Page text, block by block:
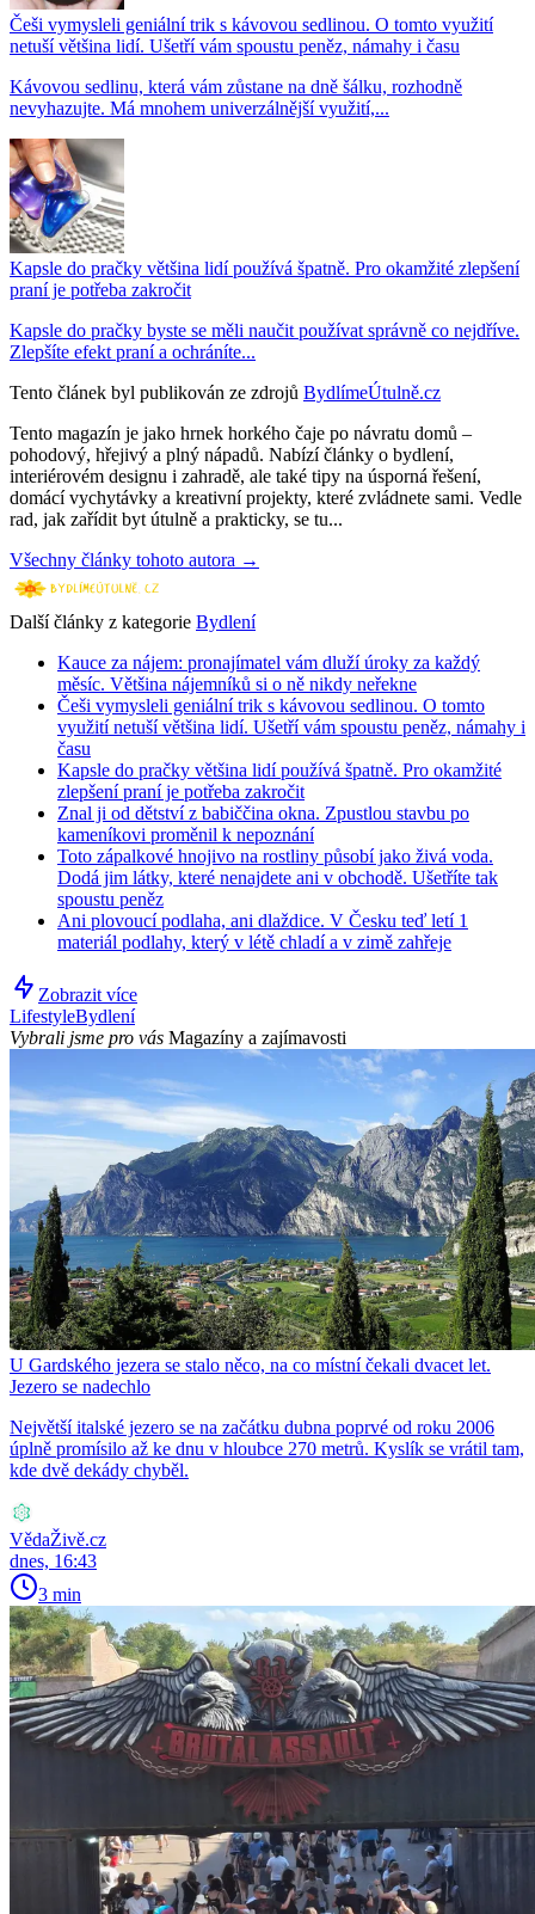
Češi vymysleli geniální trik s kávovou sedlinou. O tomto využití
netuší většina lidí. Ušetří vám spoustu peněz, námahy i času
Kávovou sedlinu, která vám zůstane na dně šálku, rozhodně
nevyhazujte. Má mnohem univerzálnější využití,...
Kapsle do pračky většina lidí používá špatně. Pro okamžité zlepšení
praní je potřeba zakročit
Kapsle do pračky byste se měli naučit používat správně co nejdříve.
Zlepšíte efekt praní a ochráníte...
Tento článek byl publikován ze zdrojů BydlímeÚtulně.cz
Tento magazín je jako hrnek horkého čaje po návratu domů –
pohodový, hřejivý a plný nápadů. Nabízí články o bydlení,
interiérovém designu i zahradě, ale také tipy na úsporná řešení,
domácí vychytávky a kreativní projekty, které zvládnete sami. Vedle
rad, jak zařídit byt útulně a prakticky, se tu...
Všechny články tohoto autora →
Další články z kategorie Bydlení
Kauce za nájem: pronajímatel vám dluží úroky za každý
měsíc. Většina nájemníků si o ně nikdy neřekne
Češi vymysleli geniální trik s kávovou sedlinou. O tomto
využití netuší většina lidí. Ušetří vám spoustu peněz, námahy i
času
Kapsle do pračky většina lidí používá špatně. Pro okamžité
zlepšení praní je potřeba zakročit
Znal ji od dětství z babiččina okna. Zpustlou stavbu po
kameníkovi proměnil k nepoznání
Toto zápalkové hnojivo na rostliny působí jako živá voda.
Dodá jim látky, které nenajdete ani v obchodě. Ušetříte tak
spoustu peněz
Ani plovoucí podlaha, ani dlaždice. V Česku teď letí 1
materiál podlahy, který v létě chladí a v zimě zahřeje
Zobrazit více
LifestyleBydlení
Vybrali jsme pro vás Magazíny a zajímavosti
U Gardského jezera se stalo něco, na co místní čekali dvacet let.
Jezero se nadechlo
Největší italské jezero se na začátku dubna poprvé od roku 2006
úplně promísilo až ke dnu v hloubce 270 metrů. Kyslík se vrátil tam,
kde dvě dekády chyběl.
VědaŽivě.cz
dnes, 16:43
3 min